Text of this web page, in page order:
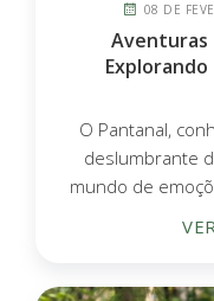
08 DE
Aventuras
Explorando
O Pantanal,
deslumbrante
mundo de